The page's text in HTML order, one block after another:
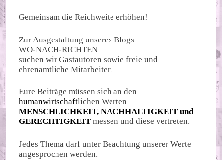
Gemeinsam die Reichweite erhöhen!
Zur Ausgestaltung unseres Blogs
WO-NACH-RICHTEN
suchen wir Gastautoren sowie freie und
ehrenamtliche Mitarbeiter.
Eure Beiträge müssen sich an den
humanwirtschaftlichen Werten
MENSCHLICHKEIT, NACHHALTIGKEIT und
GERECHTIGKEIT messen und diese vertreten.
Jedes Thema darf unter Beachtung unserer Werte
angesprochen werden.